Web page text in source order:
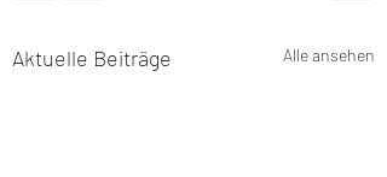
Aktuelle Beiträge Alle ansehen